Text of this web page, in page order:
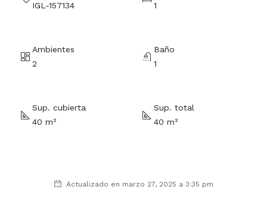
IGL-157134
1
Ambientes
2
Baño
1
Sup. cubierta
40 m²
Sup. total
40 m²
Actualizado en marzo 27, 2025 a 3:35 pm